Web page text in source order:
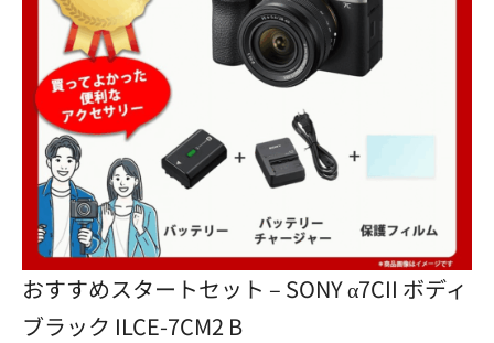
おすすめスタートセット – SONY α7CII ボディ
ブラック ILCE-7CM2 B